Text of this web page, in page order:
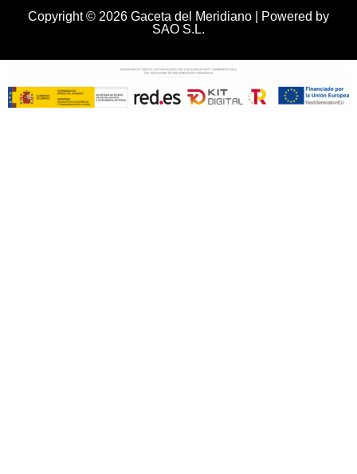
Copyright © 2026 Gaceta del Meridiano | Powered by
SAO S.L.